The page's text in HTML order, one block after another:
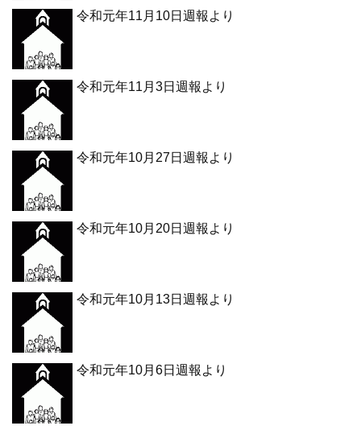
令和元年11月10日週報より
令和元年11月3日週報より
令和元年10月27日週報より
令和元年10月20日週報より
令和元年10月13日週報より
令和元年10月6日週報より